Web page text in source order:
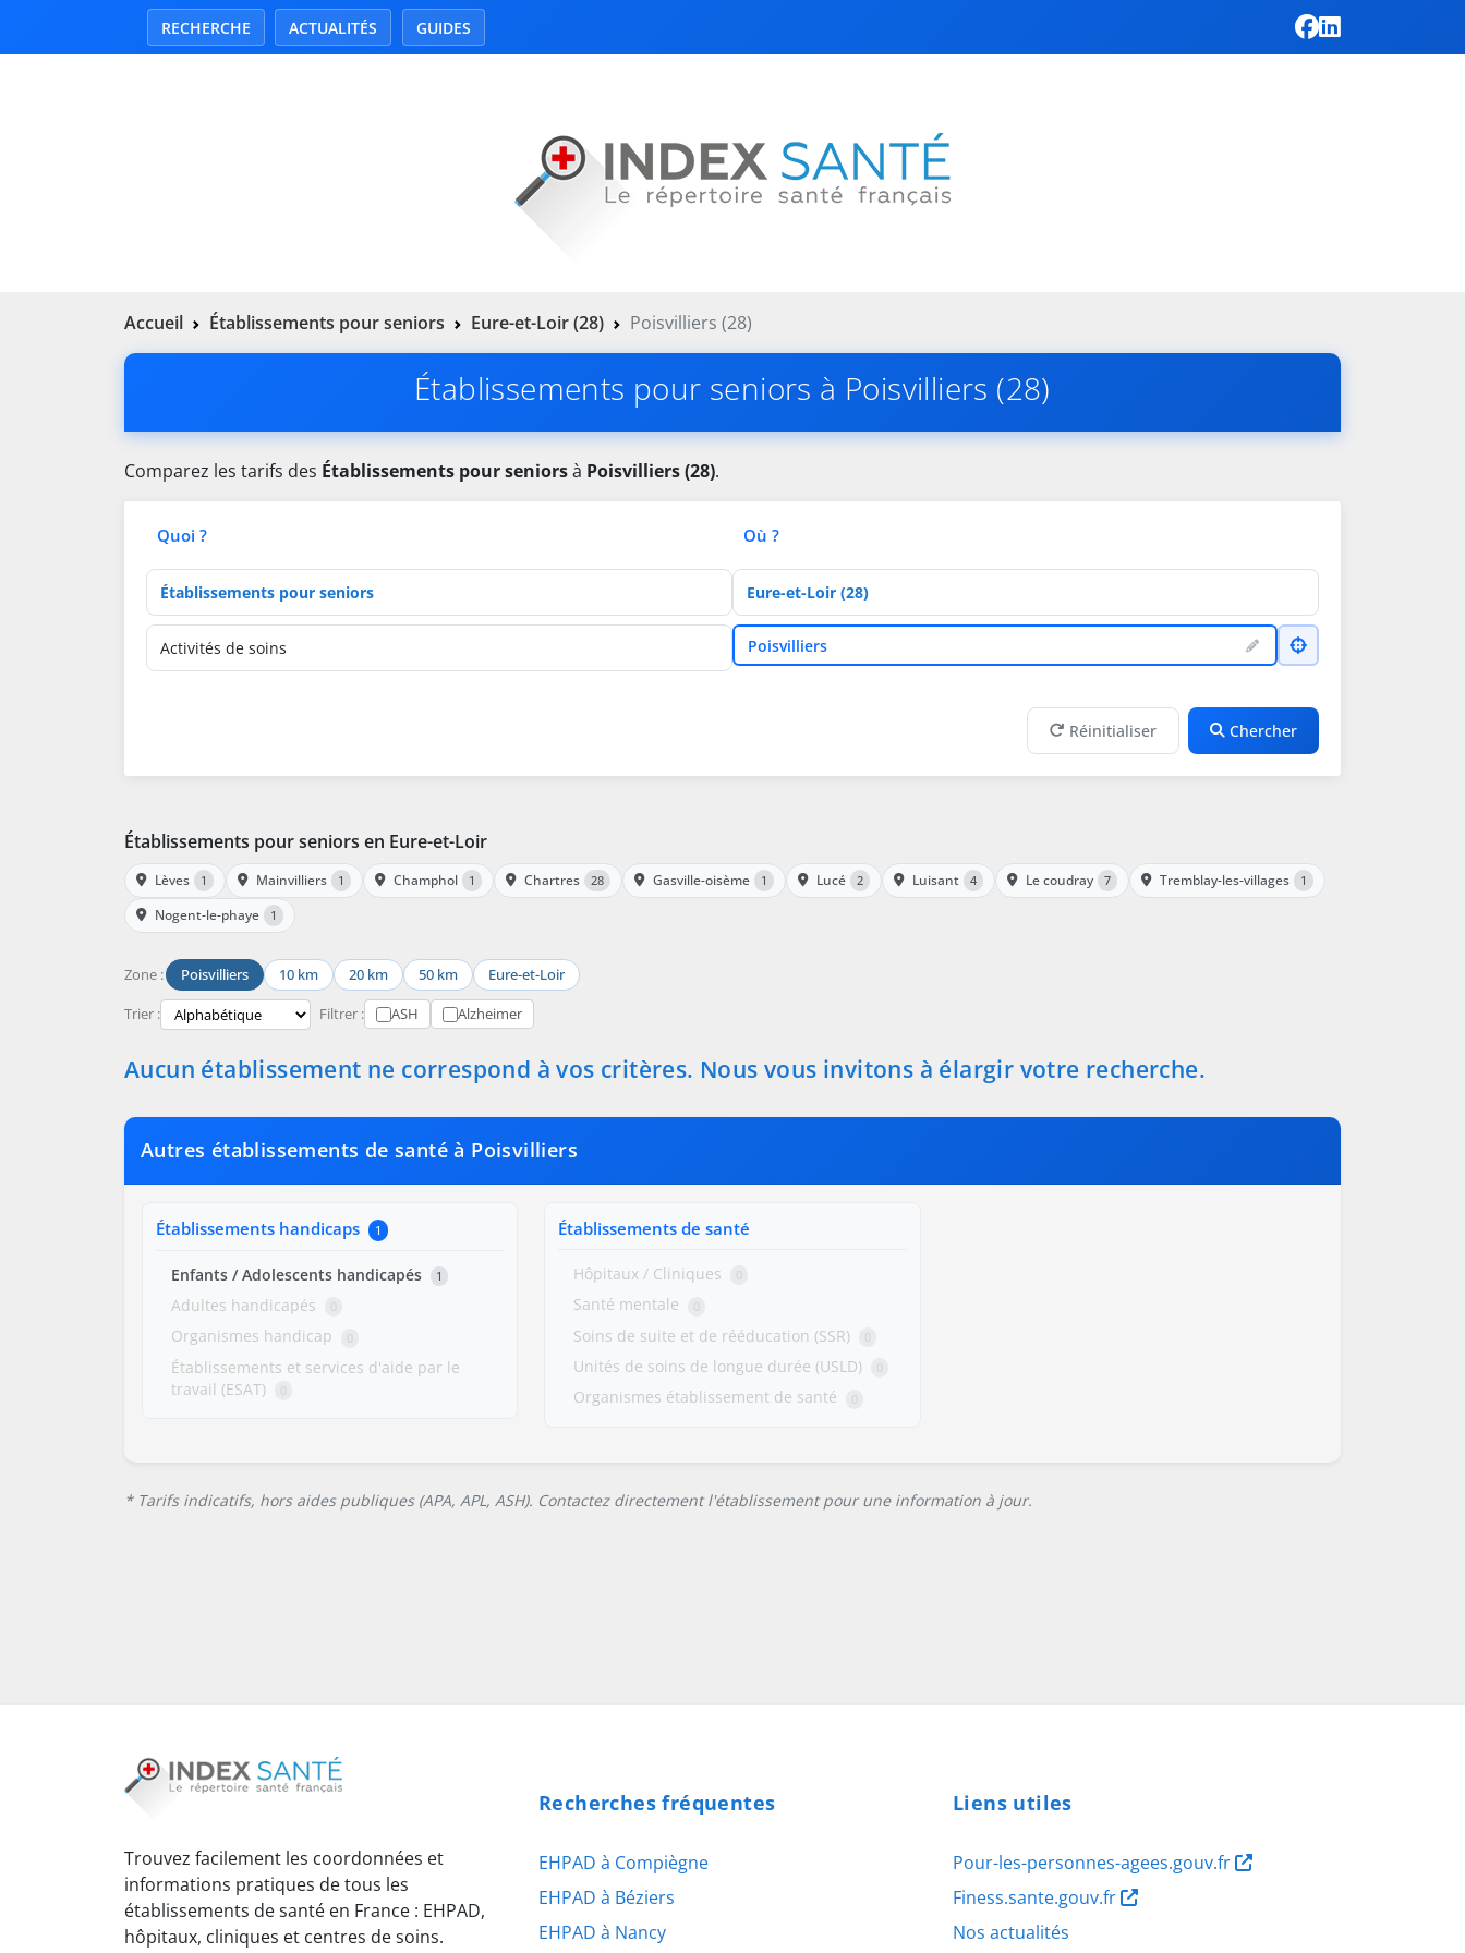
RECHERCHE ACTUALITÉS GUIDES
Accueil Établissements pour seniors Eure-et-Loir (28) Poisvilliers (28)
Établissements pour seniors à Poisvilliers (28)
Comparez les tarifs des Établissements pour seniorsà Poisvilliers (28).
Quoi ?
Type d'établissement
Activités de soins
Où ?
Département
VillePoisvilliers
Réinitialiser Chercher
Établissements pour seniors en Eure-et-Loir
Lèves 1 Mainvilliers 1 Champhol 1 Chartres 28 Gasville-oisème 1 Lucé 2 Luisant 4 Le coudray 7 Tremblay-les-villages 1
Nogent-le-phaye 1
Zone : Poisvilliers 10 km 20 km 50 km Eure-et-Loir
Trier : Filtrer : ASH Alzheimer
Aucun établissement ne correspond à vos critères. Nous vous invitons à élargir votre recherche.
Autres établissements de santé à Poisvilliers
Établissements handicaps 1
Enfants / Adolescents handicapés 1
Adultes handicapés 0
Organismes handicap 0
Établissements et services d'aide par le
travail (ESAT)
0
Établissements de santé
Hôpitaux / Cliniques 0
Santé mentale 0
Soins de suite et de rééducation (SSR) 0
Unités de soins de longue durée (USLD) 0
Organismes établissement de santé 0
* Tarifs indicatifs, hors aides publiques (APA, APL, ASH). Contactez directement l'établissement pour une information à jour.
Trouvez facilement les coordonnées et
informations pratiques de tous les
établissements de santé en France : EHPAD,
hôpitaux, cliniques et centres de soins.
Recherches fréquentes
EHPAD à Compiègne
EHPAD à Béziers
EHPAD à Nancy
Liens utiles
Pour-les-personnes-agees.gouv.fr
Finess.sante.gouv.fr
Nos actualités